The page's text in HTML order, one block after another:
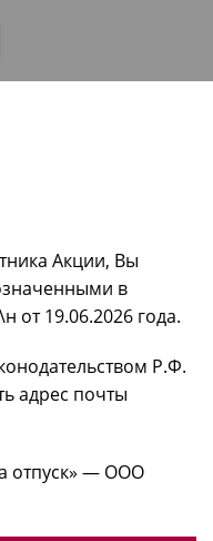
Акции, Вы
в
19.06.2026 года.
Р.Ф.
адрес почты
отпуск» — ООО